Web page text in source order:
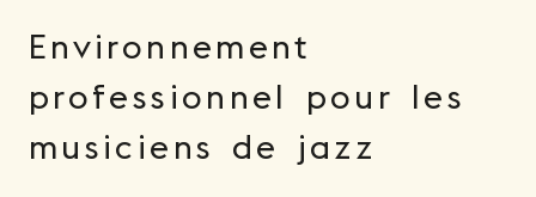
Environnement
professionnel pour les
musiciens de jazz